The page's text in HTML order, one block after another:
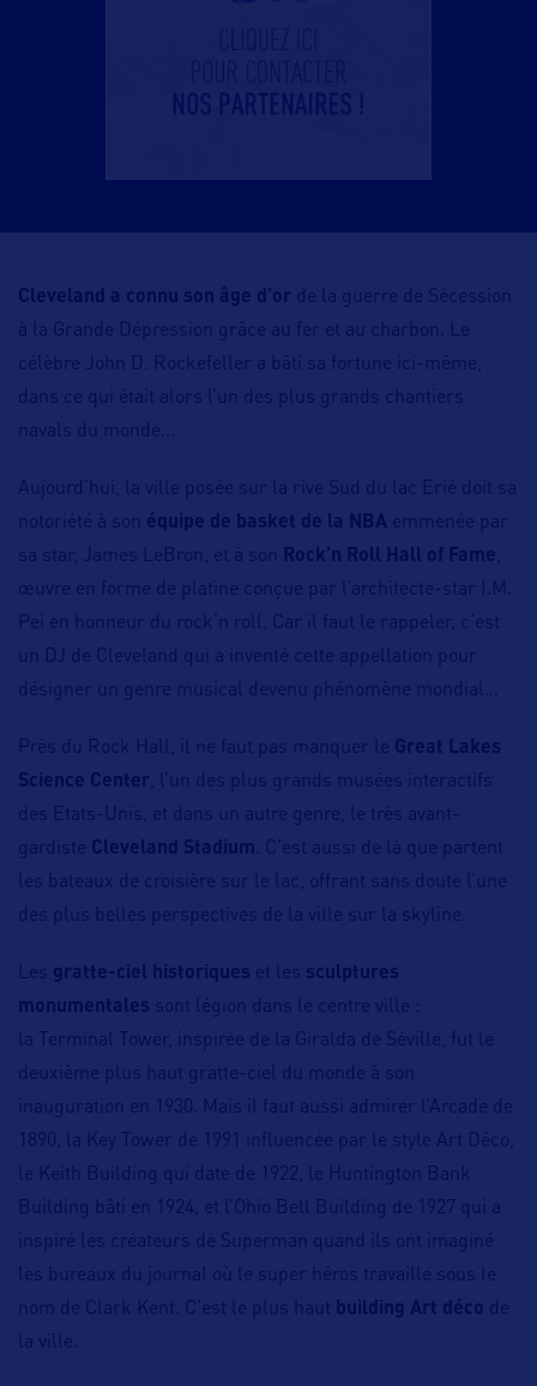
Cleveland a connu son âge d’or de la guerre de Sécession
à la Grande Dépression grâce au fer et au charbon. Le
célèbre John D. Rockefeller a bâti sa fortune ici-même,
dans ce qui était alors l’un des plus grands chantiers
navals du monde…
Aujourd’hui, la ville posée sur la rive Sud du lac Erié doit sa
notoriété à son équipe de basket de la NBA emmenée par
sa star, James LeBron, et à son
Rock’n Roll Hall of Fame
œuvre en forme de platine conçue par l’architecte-star I.M.
Pei en honneur du rock’n roll. Car il faut le rappeler, c’est
un DJ de Cleveland qui a inventé cette appellation pour
désigner un genre musical devenu phénomène mondial…
Près du Rock Hall, il ne faut pas manquer le Great Lakes
Science Center , l’un des plus grands musées interactifs
des Etats-Unis, et dans un autre genre, le très avant-
gardiste Cleveland Stadium
. C’est aussi de là que partent
les bateaux de croisière sur le lac, offrant sans doute l’une
des plus belles perspectives de la ville sur la skyline.
Les gratte-ciel historiques et les sculptures
monumentales sont légion dans le centre ville :
la Terminal Tower, inspirée de la Giralda de Séville, fut le
deuxième plus haut gratte-ciel du monde à son
inauguration en 1930. Mais il faut aussi admirer l’Arcade de
1890, la Key Tower de 1991 influencée par le style Art Déco,
le Keith Building qui date de 1922, le Huntington Bank
Building bâti en 1924, et l’Ohio Bell Building de 1927 qui a
inspiré les créateurs de Superman quand ils ont imaginé
les bureaux du journal où le super héros travaille sous le
nom de Clark Kent. C’est le plus haut building Art déco de
la ville.